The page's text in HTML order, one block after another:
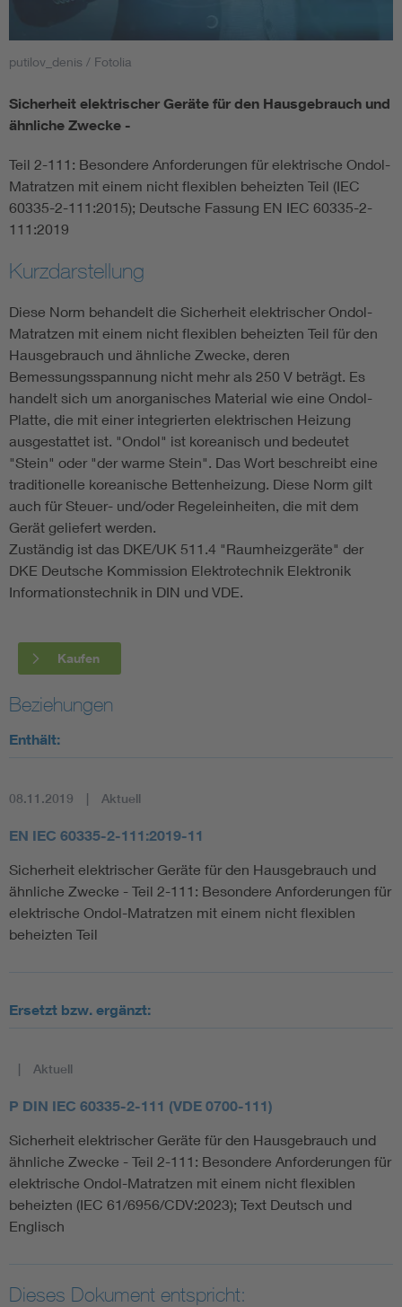
Smart Cities
Blitzschutz: DIN EN 62305 in der Übersicht
Circular Economy für mehr Ressourceneffizienz
Cybersecurity in der Industrieautomatisierung
DIN VDE 0100 für sichere Elektroinstallationen
Elektrofachkraft (EFK)
putilov_denis / Fotolia
Sicherheit elektrischer Geräte für den Hausgebrauch und
ähnliche Zwecke -
Teil 2-111: Besondere Anforderungen für elektrische Ondol-
Matratzen mit einem nicht flexiblen beheizten Teil (IEC
60335-2-111:2015); Deutsche Fassung EN IEC 60335-2-
111:2019
Kurzdarstellung
Diese Norm behandelt die Sicherheit elektrischer Ondol-
Matratzen mit einem nicht flexiblen beheizten Teil für den
Hausgebrauch und ähnliche Zwecke, deren
Bemessungsspannung nicht mehr als 250 V beträgt. Es
handelt sich um anorganisches Material wie eine Ondol-
Platte, die mit einer integrierten elektrischen Heizung
ausgestattet ist. "Ondol" ist koreanisch und bedeutet
"Stein" oder "der warme Stein". Das Wort beschreibt eine
traditionelle koreanische Bettenheizung. Diese Norm gilt
auch für Steuer- und/oder Regeleinheiten, die mit dem
Gerät geliefert werden.
Zuständig ist das DKE/UK 511.4 "Raumheizgeräte" der
DKE Deutsche Kommission Elektrotechnik Elektronik
Informationstechnik in DIN und VDE.
Kaufen
Beziehungen
Enthält:
08.11.2019 Aktuell
EN IEC 60335-2-111:2019-11
Sicherheit elektrischer Geräte für den Hausgebrauch und
ähnliche Zwecke - Teil 2-111: Besondere Anforderungen für
elektrische Ondol-Matratzen mit einem nicht flexiblen
beheizten Teil
Ersetzt bzw. ergänzt:
Aktuell
P DIN IEC 60335-2-111 (VDE 0700-111)
Sicherheit elektrischer Geräte für den Hausgebrauch und
ähnliche Zwecke - Teil 2-111: Besondere Anforderungen für
elektrische Ondol-Matratzen mit einem nicht flexiblen
beheizten (IEC 61/6956/CDV:2023); Text Deutsch und
Englisch
Dieses Dokument entspricht: